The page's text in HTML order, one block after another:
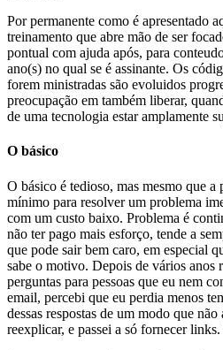
Por permanente como é apresentado
treinamento que abre mão de ser
pontual com ajuda após, para
ano(s) no qual se é assinante. Os
forem ministradas são evoluidos
preocupação em também liberar,
de uma tecnologia estar amplamente
O básico
O básico é tedioso, mas mesmo que a
mínimo para resolver um problema
com um custo baixo. Problema é
não ter pago mais esforço, tende a
que pode sair bem caro, em especial
sabe o motivo. Depois de vários anos
perguntas para pessoas que eu nem
email, percebi que eu perdia menos
dessas respostas de um modo que
reexplicar, e passei a só fornecer